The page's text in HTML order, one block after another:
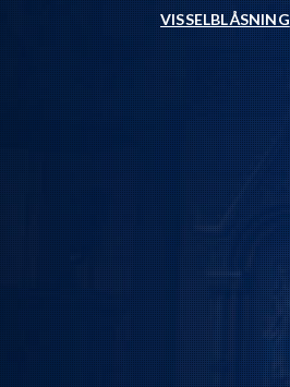
VISSELBLÅSNING